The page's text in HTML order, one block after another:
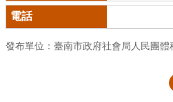
發布單位：臺南市政府社會局人民團體